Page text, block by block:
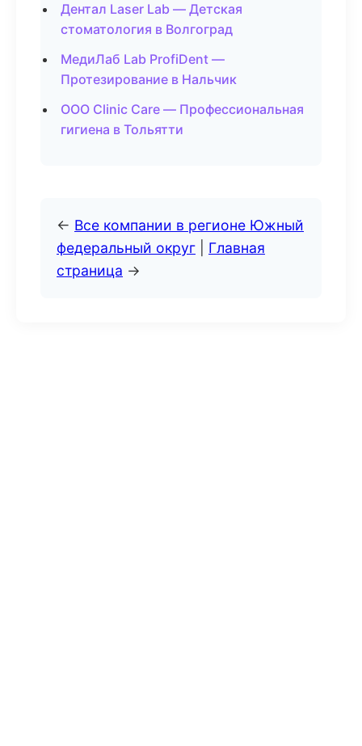
Дентал Laser Lab — Детская
стоматология в Волгоград
МедиЛаб Lab ProfiDent —
Протезирование в Нальчик
ООО Clinic Care — Профессиональная
гигиена в Тольятти
← Все компании в регионе Южный
федеральный округ
Главная
страница →